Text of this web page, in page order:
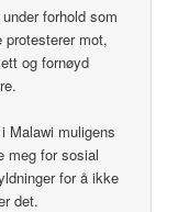
forhold som
mot,
og fornøyd
Malawi muligens
meg for sosial
for å ikke
det.